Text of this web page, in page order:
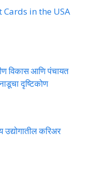
Cards in the USA
विकास आणि पंचायत
दृष्टिकोण
उद्योगातील करिअर